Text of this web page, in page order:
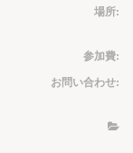
場所:
参加費:
お問い合わせ: